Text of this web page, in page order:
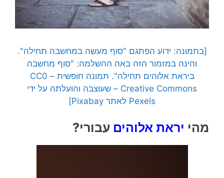
[בתמונה: ידוע הפתגם "סוף מעשה במחשבה תחילה".
והינה במזמור הזה באה ההשלמה: "סוף מחשבה
ביראת אלוהים תחילה". תמונה חופשית – CC0
Creative Commons – שעוצבה והועלתה על ידי
Pexels לאתר Pixabay]
מהי יראת אלוהים עבורי?